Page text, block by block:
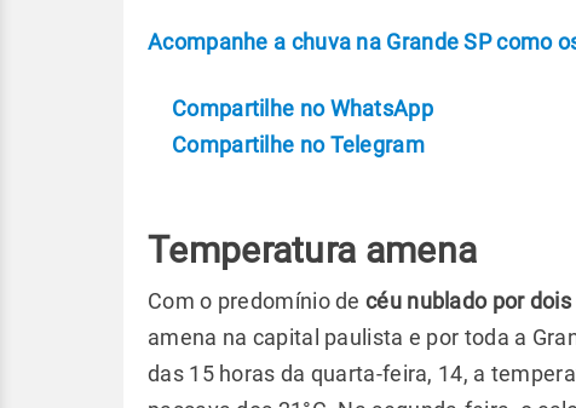
Acompanhe a chuva na Grande SP como
Compartilhe no WhatsApp
Compartilhe no Telegram
Temperatura amena
Com o predomínio de céu nublado por
amena na capital paulista e por toda a
das 15 horas da quarta-feira, 14, a